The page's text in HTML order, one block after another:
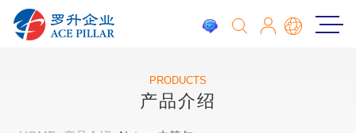
PRODUCTS
产品介绍